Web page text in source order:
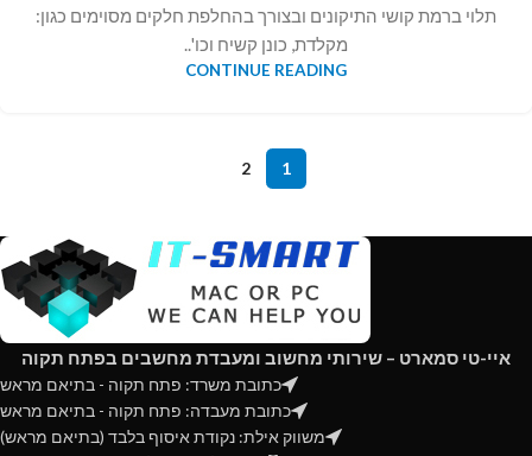
תלוי ברמת קושי התיקונים ובצורך בהחלפת חלקים מסוימים כגון:
מקלדת, כונן קשיח וכו'..
CONTINUE READING
1
2
איי-טי סמארט – שירותי מחשוב ומעבדת מחשבים בפתח תקוה
כתובת משרד: פתח תקוה - בתיאם מראש
כתובת מעבדה: פתח תקוה - בתיאם מראש
משווק אילת: נקודת איסוף בלבד (בתיאם מראש)